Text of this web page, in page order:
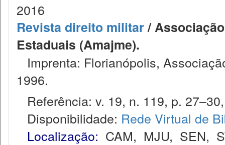
2016
Revista direito militar/
Estaduais (Amajme).
Imprenta: Florianópolis,
1996.
Referência: v. 19, n. 119, p.
Disponibilidade: Rede Virtual de
Localização: CAM, MJU, SEN,